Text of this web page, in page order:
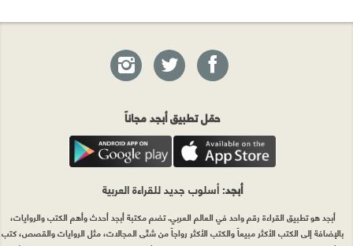
حمّل تطبيق أبجد مجاناً
أبجد: أسلوب جديد للقراءة العربية
أبجد هو تطبيق القراءة رقم واحد في العالم العربي. تضم مكتبة أبجد أحدث وأهم الكتب والروايات،
بالإضافة إلى الكتب الأكثر مبيعاً والكتب الأكثر رواجاً من شتّى المجالات، مثل الروايات والقصص، كتب